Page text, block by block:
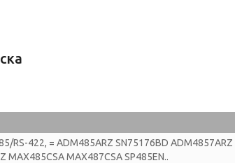
RS-422, = ADM485ARZ SN75176BD
MAX485CSA MAX487CSA SP485EN..